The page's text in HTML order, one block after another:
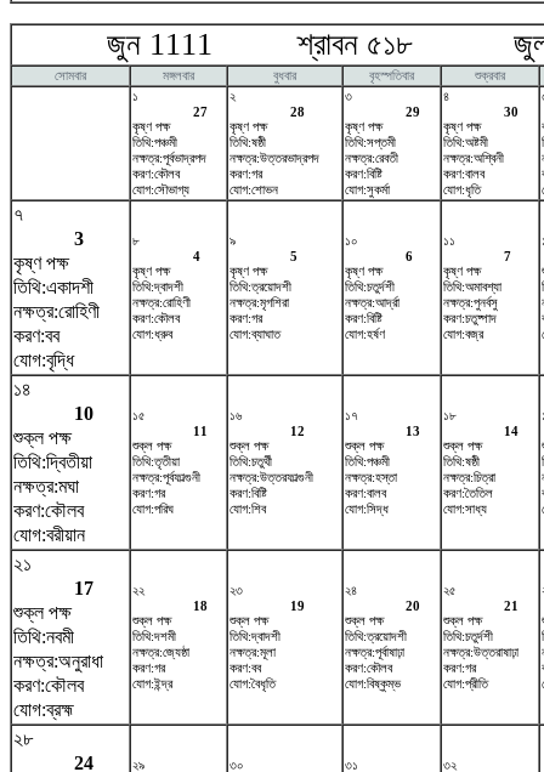
জুন 1111 শ্রাবন ৫১৮
সোমবার মঙ্গলবার বুধবার বৃহস্পতিবার
শুক্রবার
১
27
কৃষ্ণ পক্ষ
তিথি:পঞ্চমী
নক্ষত্র:পূর্বভাদ্রপদ
করণ:কৌলব
যোগ:সৌভাগ্য
২
28
কৃষ্ণ পক্ষ
তিথি:ষষ্ঠী
নক্ষত্র:উত্তরভাদ্রপদ
করণ:গর
যোগ:শোভন
৩
29
কৃষ্ণ পক্ষ
তিথি:সপ্তমী
নক্ষত্র:রেবতী
করণ:বিষ্টি
যোগ:সুকর্মা
৪
30
কৃষ্ণ পক্ষ
তিথি:অষ্টমী
নক্ষত্র:অশ্বিনী
করণ:বালব
যোগ:ধৃতি
৭
3
কৃষ্ণ পক্ষ
তিথি:একাদশী
নক্ষত্র:রোহিণী
করণ:বব
যোগ:বৃদ্ধি
৮
4
কৃষ্ণ পক্ষ
তিথি:দ্বাদশী
নক্ষত্র:রোহিণী
করণ:কৌলব
যোগ:ধ্রুব
৯
5
কৃষ্ণ পক্ষ
তিথি:ত্রয়োদশী
নক্ষত্র:মৃগশিরা
করণ:গর
যোগ:ব্যাঘাত
১০
6
কৃষ্ণ পক্ষ
তিথি:চতুর্দশী
নক্ষত্র:আর্দ্রা
করণ:বিষ্টি
যোগ:হর্ষণ
১১
7
কৃষ্ণ পক্ষ
তিথি:অমাবশ্যা
নক্ষত্র:পুনর্বসু
করণ:চতুষ্পাদ
যোগ:বজ্র
১৪
10
শুক্ল পক্ষ
তিথি:দ্বিতীয়া
নক্ষত্র:মঘা
করণ:কৌলব
যোগ:বরীয়ান
১৫
11
শুক্ল পক্ষ
তিথি:তৃতীয়া
নক্ষত্র:পূর্বফাল্গুনী
করণ:গর
যোগ:পরিঘ
১৬
12
শুক্ল পক্ষ
তিথি:চতুর্থী
নক্ষত্র:উত্তরফাল্গুনী
করণ:বিষ্টি
যোগ:শিব
১৭
13
শুক্ল পক্ষ
তিথি:পঞ্চমী
নক্ষত্র:হস্তা
করণ:বালব
যোগ:সিদ্ধ
১৮
14
শুক্ল পক্ষ
তিথি:ষষ্ঠী
নক্ষত্র:চিত্রা
করণ:তৈতিল
যোগ:সাধ্য
২১
17
শুক্ল পক্ষ
তিথি:নবমী
নক্ষত্র:অনুরাধা
করণ:কৌলব
যোগ:ব্রহ্ম
২২
18
শুক্ল পক্ষ
তিথি:দশমী
নক্ষত্র:জ্যেষ্ঠা
করণ:গর
যোগ:ইন্দ্র
২৩
19
শুক্ল পক্ষ
তিথি:দ্বাদশী
নক্ষত্র:মূলা
করণ:বব
যোগ:বৈধৃতি
২৪
20
শুক্ল পক্ষ
তিথি:ত্রয়োদশী
নক্ষত্র:পূর্বাষাঢ়া
করণ:কৌলব
যোগ:বিষ্কুম্ভ
২৫
21
শুক্ল পক্ষ
তিথি:চতুর্দশী
নক্ষত্র:উত্তরাষাঢ়া
করণ:গর
যোগ:প্রীতি
২৮
24
২৯ ৩০ ৩১ ৩২